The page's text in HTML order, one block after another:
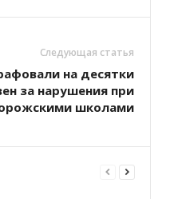
Следующая статья
на десятки
за нарушения при
школами